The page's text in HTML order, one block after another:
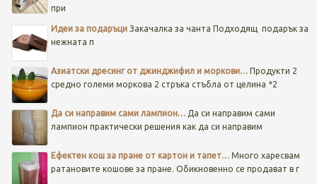
при
Идеи за подаръциЗакачалка за чанта Подходящ подарък за
нежната п
Азиатски дресинг от джинджифил и моркови… Продукти 2
средно големи моркова 2 стръка стъбла от целина *2
Да си направим сами лампион…Да си направим сами
лампион практически решения как да си направим
Ефектен кош за пране от картон и тапет… Много харесвам
ратановите кошове за пране. Обикновенно се продават в г